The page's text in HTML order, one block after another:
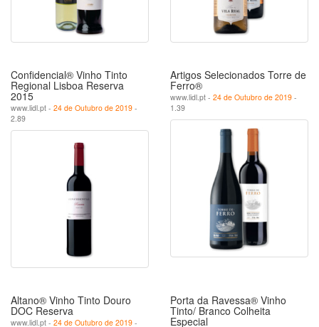
Confidencial® Vinho Tinto
Regional Lisboa Reserva
2015
www.lidl.pt - 24 de Outubro de 2019 -
2.89
Artigos Selecionados Torre de
Ferro®
www.lidl.pt - 24 de Outubro de 2019 -
1.39
Altano® Vinho Tinto Douro
DOC Reserva
www.lidl.pt - 24 de Outubro de 2019 -
Porta da Ravessa® Vinho
Tinto/ Branco Colheita
Especial